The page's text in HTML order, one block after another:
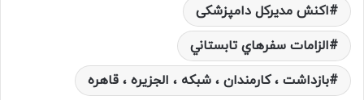
اکنش مدیرکل دامپزشکی
الزامات سفرهاي تابستاني
بازداشت ، کارمندان ، شبکه ، الجزیره ، قاهره